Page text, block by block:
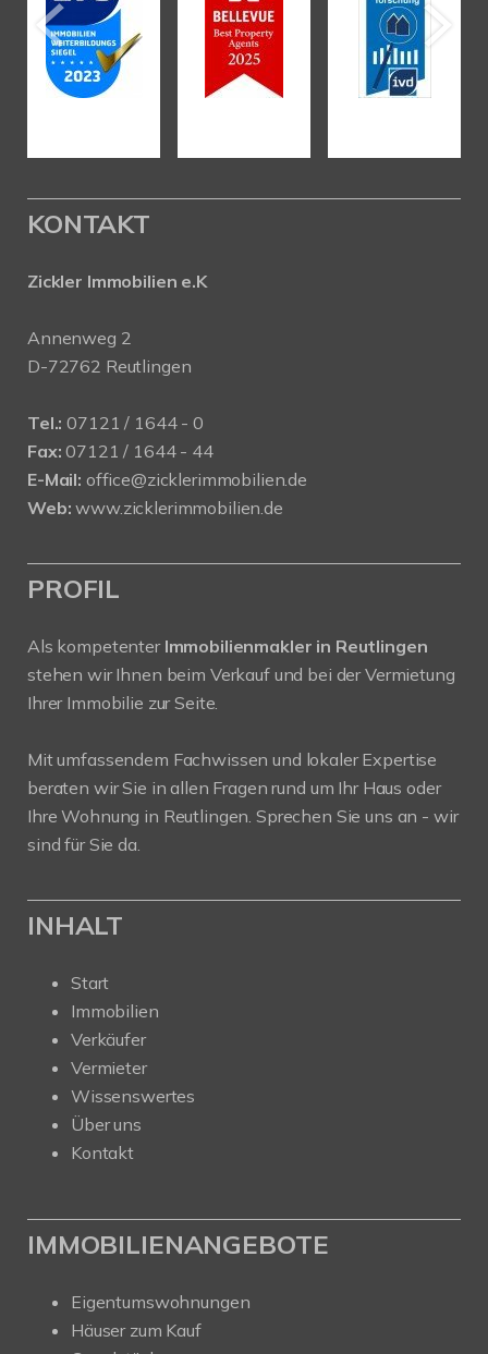
KONTAKT
Zickler Immobilien e.K
Annenweg 2
D-72762 Reutlingen
Tel.: 07121 / 1644 - 0
Fax: 07121 / 1644 - 44
E-Mail: office@zicklerimmobilien.de
Web: www.zicklerimmobilien.de
PROFIL
Als kompetenter Immobilienmakler in Reutlingen
stehen wir Ihnen beim Verkauf und bei der Vermietung
Ihrer Immobilie zur Seite.
Mit umfassendem Fachwissen und lokaler Expertise
beraten wir Sie in allen Fragen rund um Ihr Haus oder
Ihre Wohnung in Reutlingen. Sprechen Sie uns an - wir
sind für Sie da.
INHALT
Start
Immobilien
Verkäufer
Vermieter
Wissenswertes
Über uns
Kontakt
IMMOBILIENANGEBOTE
Eigentumswohnungen
Häuser zum Kauf